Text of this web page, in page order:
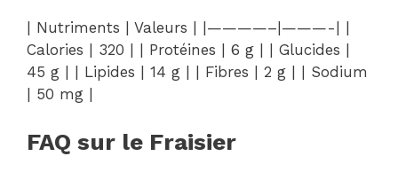
| Nutriments | Valeurs | |————–|———-| |
Calories | 320 | | Protéines | 6 g | | Glucides |
45 g | | Lipides | 14 g | | Fibres | 2 g | | Sodium
| 50 mg |
FAQ sur le Fraisier